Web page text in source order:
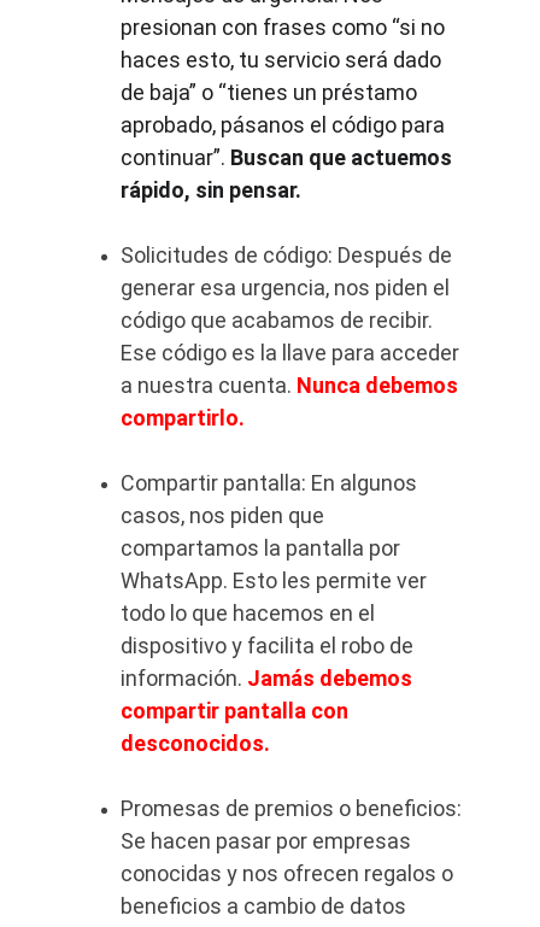
presionan con frases como “si no
haces esto, tu servicio será dado
de baja” o “tienes un préstamo
aprobado, pásanos el código para
continuar”. Buscan que actuemos
rápido, sin pensar.
Solicitudes de código: Después de
generar esa urgencia, nos piden el
código que acabamos de recibir.
Ese código es la llave para acceder
a nuestra cuenta. Nunca debemos
compartirlo.
Compartir pantalla: En algunos
casos, nos piden que
compartamos la pantalla por
WhatsApp. Esto les permite ver
todo lo que hacemos en el
dispositivo y facilita el robo de
información. Jamás debemos
compartir pantalla con
desconocidos.
Promesas de premios o beneficios:
Se hacen pasar por empresas
conocidas y nos ofrecen regalos o
beneficios a cambio de datos